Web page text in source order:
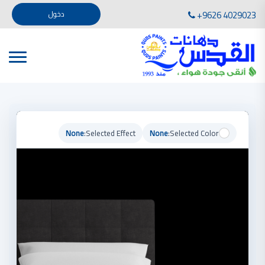
+9626 4029023 دخول
تأسست صناعة دهانات القدس في عام 1994. وقد بدأت بخطين من المنتجات .
، معجون الجدران الداخلية المائي ولصق البلاط ذو القاعدة الأسمنتية
صناعة دهانات القدس دهان شركات دهانات في الاردن
دهانات, أنواع الدهانات, أنواع الدهانات واسعارها في الاردن, مهندس دهانات,
أنواع الدهانات بالصور, أنواع الدهانات المنزلية, أنواع الدهانات في الاردن, أنواع الدهانات في الاردن
صناعة دهانات القدس معارض دهانات
كتالوج الوان دهانات, الوان دهانات فاتحة,
صناعة دهانات القدس شركات دهانات في الاردن
معجونة معجون الجدران الداخلية
Selected Color:
None
Selected Effect:
None